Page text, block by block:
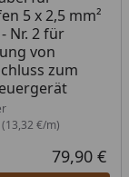
5 x 2,5 mm²
Nr. 2 für
von
zum
(13,32 €/m)
79,90 €